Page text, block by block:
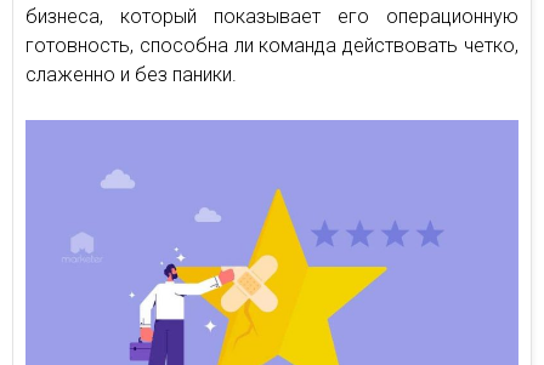
бизнеса, который показывает его операционную
готовность, способна ли команда действовать четко,
слаженно и без паники.